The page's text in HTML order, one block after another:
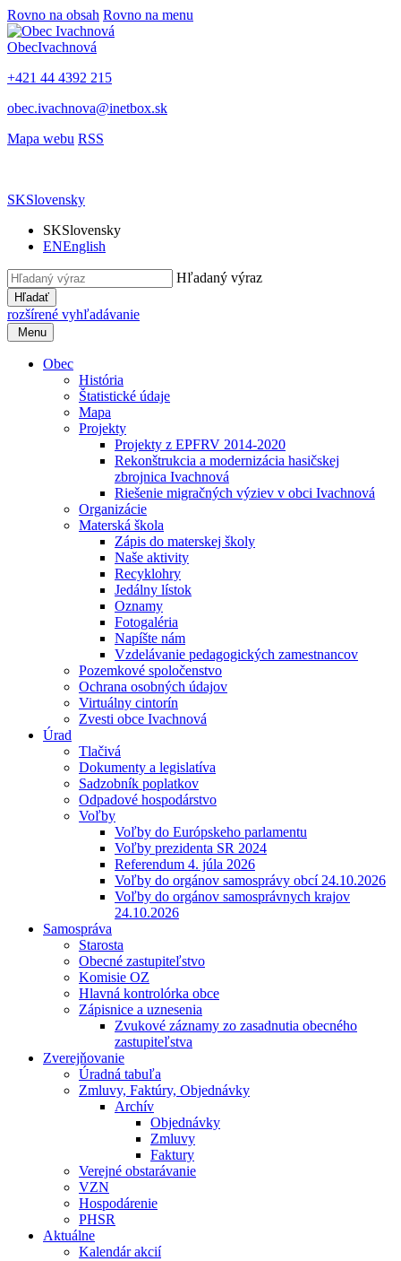
Rovno na obsah Rovno na menu
ObecIvachnová
+421 44 4392 215
obec.ivachnova@inetbox.sk
Mapa webu RSS
SKSlovensky
SKSlovensky
ENEnglish
Hľadaný výraz
Hľadať
rozšírené vyhľadávanie
Menu
Obec
História
Štatistické údaje
Mapa
Projekty
Projekty z EPFRV 2014-2020
Rekonštrukcia a modernizácia hasičskej
zbrojnica Ivachnová
Riešenie migračných výziev v obci Ivachnová
Organizácie
Materská škola
Zápis do materskej školy
Naše aktivity
Recyklohry
Jedálny lístok
Oznamy
Fotogaléria
Napíšte nám
Vzdelávanie pedagogických zamestnancov
Pozemkové spoločenstvo
Ochrana osobných údajov
Virtuálny cintorín
Zvesti obce Ivachnová
Úrad
Tlačivá
Dokumenty a legislatíva
Sadzobník poplatkov
Odpadové hospodárstvo
Voľby
Voľby do Európskeho parlamentu
Voľby prezidenta SR 2024
Referendum 4. júla 2026
Voľby do orgánov samosprávy obcí 24.10.2026
Voľby do orgánov samosprávnych krajov
24.10.2026
Samospráva
Starosta
Obecné zastupiteľstvo
Komisie OZ
Hlavná kontrolórka obce
Zápisnice a uznesenia
Zvukové záznamy zo zasadnutia obecného
zastupiteľstva
Zverejňovanie
Úradná tabuľa
Zmluvy, Faktúry, Objednávky
Archív
Objednávky
Zmluvy
Faktury
Verejné obstarávanie
VZN
Hospodárenie
PHSR
Aktuálne
Kalendár akcií